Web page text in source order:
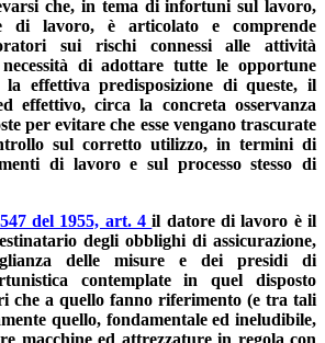
che, in tema di infortuni sul lavoro,
di lavoro, è articolato e comprende
sui rischi connessi alle attività
di adottare tutte le opportune
effettiva predisposizione di queste, il
effettivo, circa la concreta osservanza
per evitare che esse vengano trascurate
sul corretto utilizzo, in termini di
di lavoro e sul processo stesso di
del 1955, art. 4il datore di lavoro è il
degli obblighi di assicurazione,
delle misure e dei presidi di
contemplate in quel disposto
che a quello fanno riferimento (e tra tali
quello, fondamentale ed ineludibile,
macchine ed attrezzature in regola con